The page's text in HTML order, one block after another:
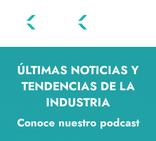
ÚLTIMAS NOTICIAS Y
TENDENCIAS DE LA
INDUSTRIA
Conoce nuestro podcast